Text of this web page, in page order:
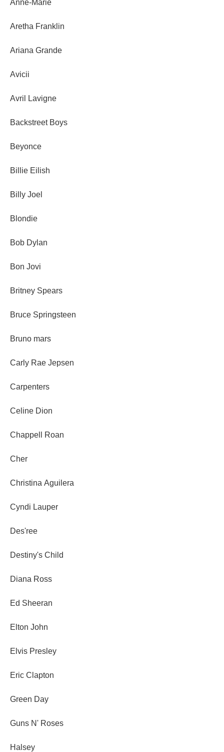
Anne-Marie
Aretha Franklin
Ariana Grande
Avicii
Avril Lavigne
Backstreet Boys
Beyonce
Billie Eilish
Billy Joel
Blondie
Bob Dylan
Bon Jovi
Britney Spears
Bruce Springsteen
Bruno mars
Carly Rae Jepsen
Carpenters
Celine Dion
Chappell Roan
Cher
Christina Aguilera
Cyndi Lauper
Des'ree
Destiny's Child
Diana Ross
Ed Sheeran
Elton John
Elvis Presley
Eric Clapton
Green Day
Guns N' Roses
Halsey